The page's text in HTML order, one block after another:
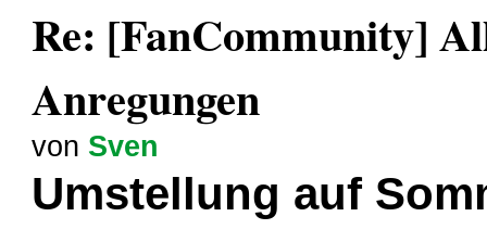
Re: [FanCommunity]
Anregungen
von Sven
Umstellung auf